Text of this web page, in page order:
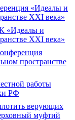
«Идеалы и
XXI века»
«Идеалы и
XXI века»
пространстве
работы
РФ
верующих
муфтий